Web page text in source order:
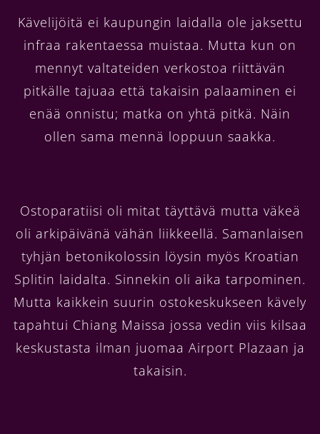
Kävelijöitä ei kaupungin laidalla ole jaksettu
infraa rakentaessa muistaa. Mutta kun on
mennyt valtateiden verkostoa riittävän
pitkälle tajuaa että takaisin palaaminen ei
enää onnistu; matka on yhtä pitkä. Näin
ollen sama mennä loppuun saakka.
Ostoparatiisi oli mitat täyttävä mutta väkeä
oli arkipäivänä vähän liikkeellä. Samanlaisen
tyhjän betonikolossin löysin myös Kroatian
Splitin laidalta. Sinnekin oli aika tarpominen.
Mutta kaikkein suurin ostokeskukseen kävely
tapahtui Chiang Maissa jossa vedin viis kilsaa
keskustasta ilman juomaa Airport Plazaan ja
takaisin.